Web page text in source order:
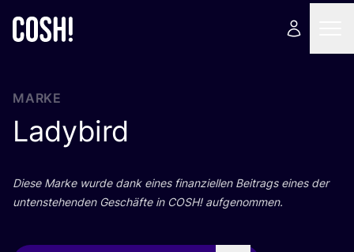
MARKE
Ladybird
Die­se Mar­ke wur­de dank eines finan­zi­el­len Bei­trags eines der
unten­ste­hen­den Geschäf­te in COSH! aufgenommen.